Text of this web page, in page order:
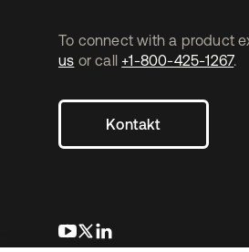
To connect with a product
us or call +1-800-425-1267.
Kontakt
wird in einer neuen
wird in einer neuen